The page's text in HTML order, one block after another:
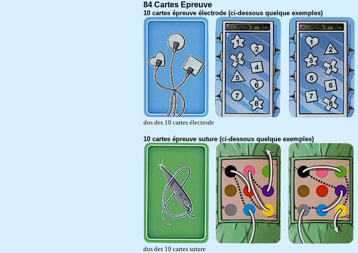
84 Cartes Epreuve
10 cartes épreuve électrode (ci-dessous quelque exemples)
dos des 10 cartes électrode
10 cartes épreuve suture (ci-dessous quelque exemples)
dos des 10 cartes suture